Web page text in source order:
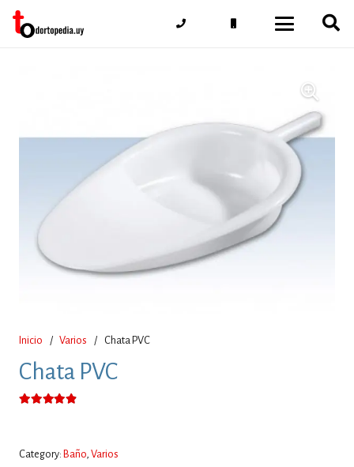
Inicio / Varios / Chata PVC
Chata PVC
Category: Baño, Varios